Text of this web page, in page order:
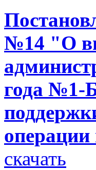
№14 "О
года №1-
операции
скачать